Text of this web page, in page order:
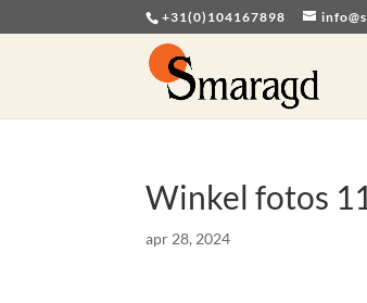
+31(0)104167898
Winkel fotos 11
apr 28, 2024